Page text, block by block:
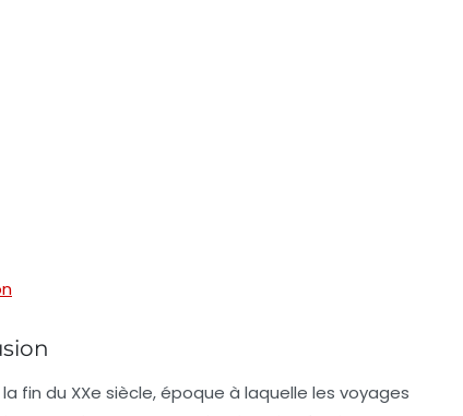
fin du XXe siècle, époque à laquelle les voyages